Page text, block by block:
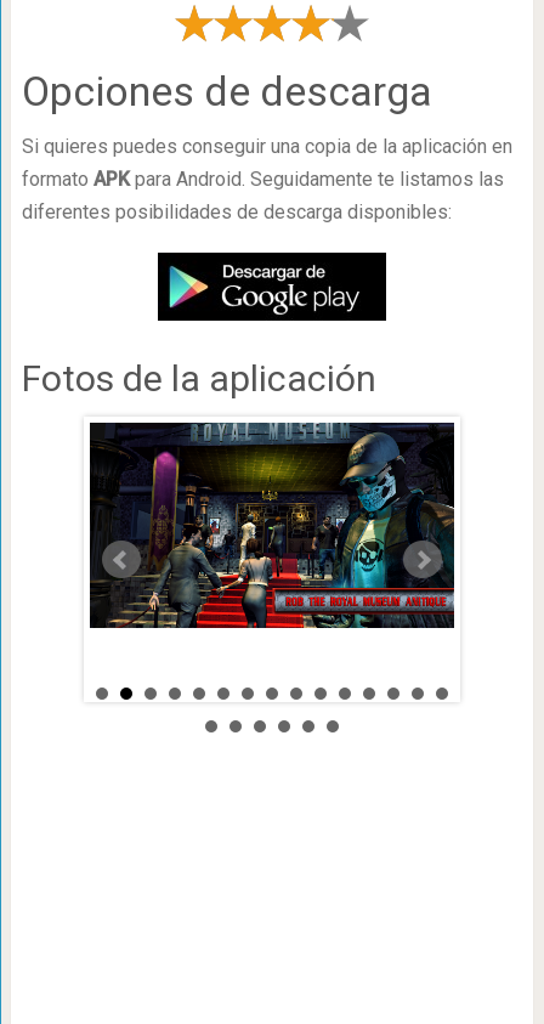
Opciones de descarga
Si quieres puedes conseguir una copia de la aplicación en
formato APKpara Android. Seguidamente te listamos las
diferentes posibilidades de descarga disponibles:
Fotos de la aplicación